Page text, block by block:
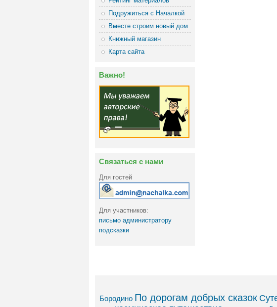
Подружиться с Началкой
Вместе строим новый дом
Книжный магазин
Карта сайта
Важно!
Связаться с нами
Для гостей
Для участников:
письмо администратору
подсказки
Бородино По дорогам добрых сказок